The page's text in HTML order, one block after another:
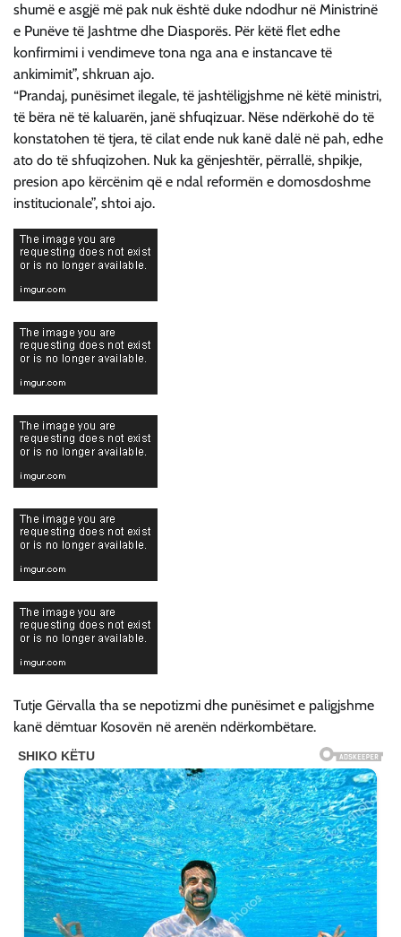
shumë e asgjë më pak nuk është duke ndodhur në Ministrinë
e Punëve të Jashtme dhe Diasporës. Për këtë flet edhe
konfirmimi i vendimeve tona nga ana e instancave të
ankimimit”, shkruan ajo.
“Prandaj, punësimet ilegale, të jashtëligjshme në këtë ministri,
të bëra në të kaluarën, janë shfuqizuar. Nëse ndërkohë do të
konstatohen të tjera, të cilat ende nuk kanë dalë në pah, edhe
ato do të shfuqizohen. Nuk ka gënjeshtër, përrallë, shpikje,
presion apo kërcënim që e ndal reformën e domosdoshme
institucionale”, shtoi ajo.
Tutje Gërvalla tha se nepotizmi dhe punësimet e paligjshme
kanë dëmtuar Kosovën në arenën ndërkombëtare.